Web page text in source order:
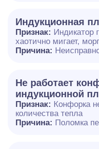
Индукционная
Признак: Индикатор
хаотично мигает,
Причина:
Не работает
индукционной
Признак: Конфорка
количества тепла
Причина: Поломка